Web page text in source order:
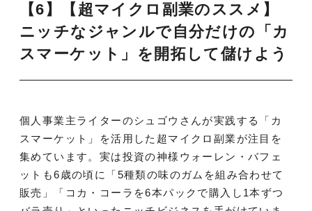
【6】【超マイクロ副業のススメ】
ニッチなジャンルで自分だけの「カ
スマーケット」を開拓して儲けよう
個人事業主ライターのシュゴウさんが実践する「カ
スマーケット」を活用した超マイクロ副業が注目を
集めています。実は投資の神様ウォーレン・バフェ
ットも6歳の頃に「5種類の味のガムを組み合わせて
販売」「コカ・コーラを6本パックで購入し1本ずつ